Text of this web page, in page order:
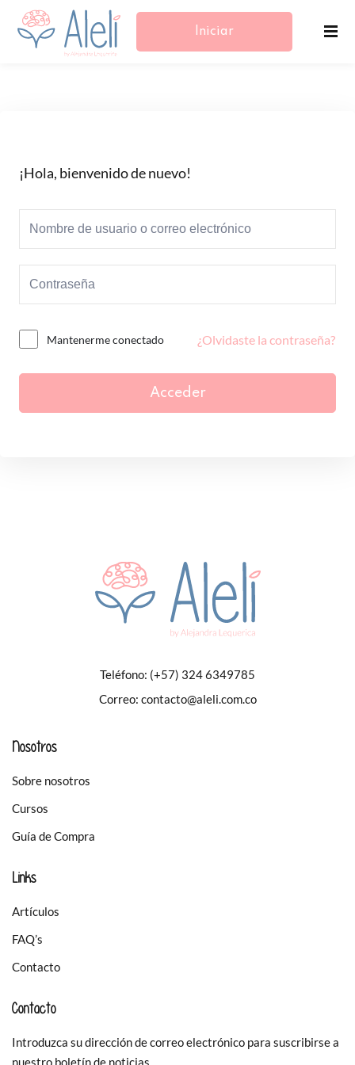
Iniciar
¡Hola, bienvenido de nuevo!
Mantenerme conectado ¿Olvidaste la contraseña?
Acceder
Teléfono: (+57) 324 6349785
Correo: contacto@aleli.com.co
Nosotros
Sobre nosotros
Cursos
Guía de Compra
Links
Artículos
FAQ’s
Contacto
Contacto
Introduzca su dirección de correo electrónico para suscribirse a
nuestro boletín de noticias